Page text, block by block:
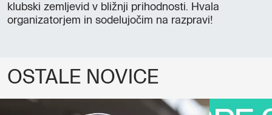
klubski zemljevid v bližnji prihodnosti. Hvala
organizatorjem in sodelujočim na razpravi!
OSTALE NOVICE